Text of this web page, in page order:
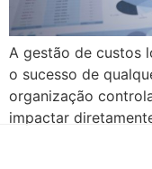
A gestão de custos
o sucesso de
organização
impactar